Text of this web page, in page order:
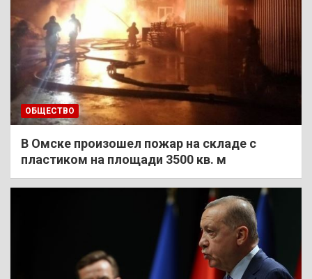
ОБЩЕСТВО
В Омске произошел пожар на складе с
пластиком на площади 3500 кв. м